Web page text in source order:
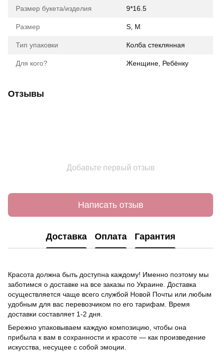
Размер букета/изделия 9*16.5
Размер S, M
Тип упаковки Колба стеклянная
Для кого? Женщине, Ребёнку
Отзывы
Добавьте первый отзыв
Написать отзыв
Доставка Оплата Гарантия
Красота должна быть доступна каждому! Именно поэтому мы
заботимся о доставке на все заказы по Украине. Доставка
осуществляется чаще всего службой Новой Почты или любым
удобным для вас перевозчиком по его тарифам. Время
доставки составляет 1-2 дня.
Бережно упаковываем каждую композицию, чтобы она
прибыла к вам в сохранности и красоте — как произведение
искусства, несущее с собой эмоции.